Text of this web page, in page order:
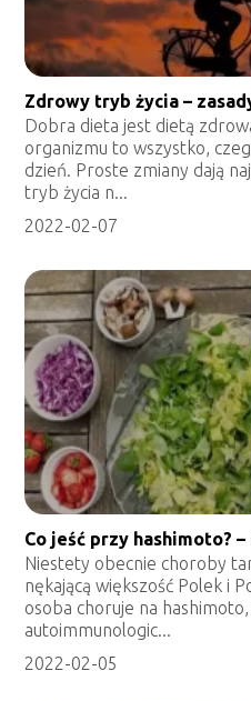
Zdrowy tryb życia –
Dobra dieta jest dietą
organizmu to wszystko,
dzień. Proste zmiany dają
tryb życia n...
2022-02-07
Co jeść przy hashimoto?
Niestety obecnie choroby
nękającą większość Polek i
osoba choruje na
autoimmunologic...
2022-02-05